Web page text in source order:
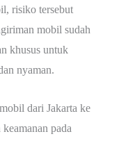
risiko tersebut
mobil sudah
khusus untuk
nyaman.
dari Jakarta ke
pada